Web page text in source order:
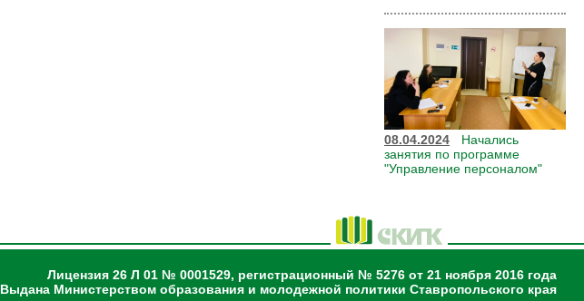
08.04.2024
Начались
занятия по программе
"Управление персоналом"
Лицензия 26 Л 01 № 0001529, регистрационный № 5276 от 21 ноября 2016 года
Выдана Министерством образования и молодежной политики Ставропольского края